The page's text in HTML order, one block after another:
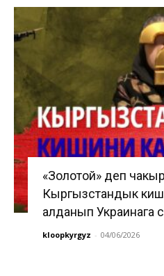
«Золотой» деп
Кыргызстандык
алданып Украинага
kloopkyrgyz - 04/06/2026